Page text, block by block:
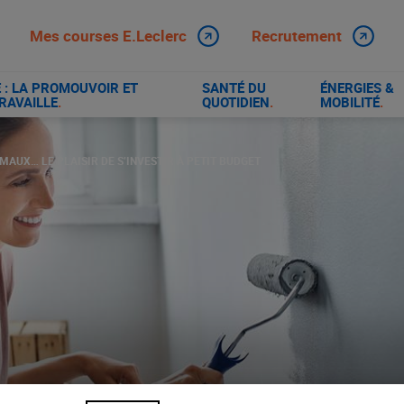
Mes courses E.Leclerc Recrutement
LA PROMOUVOIR ET
.
SANTÉ DU
QUOTIDIEN.
ÉNERGIES &
MOBILITÉ.
LE PLAISIR DE S’INVESTIR À PETIT BUDGET